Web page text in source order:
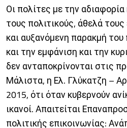
Οι πολίτες με την
τους πολιτικούς, άθελά
και αυξανόμενη παρακμή
και την εμφάνιση και την
δεν ανταποκρίνονται στις
Μάλιστα, η Ελ. Γλύκατζη –
2015, ότι όταν κυβερνούν
ικανοί. Απαιτείται
πολιτικής επικοινωνίας: